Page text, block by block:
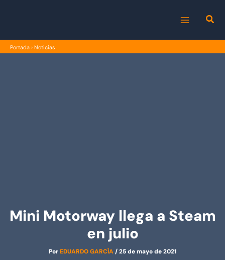
MENU
Portada › Noticias
Mini Motorway llega a Steam
en julio
PorEDUARDO GARCÍA/25 de mayo de 2021